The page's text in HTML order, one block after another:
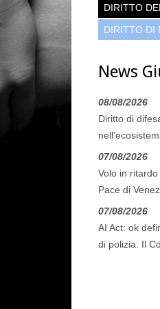
DIRITTO
DIRITTO DI
News
08/08/2026
Diritto di
07/08/2026
Volo in
Pace di
07/08/2026
AI Act: ok
di polizia. Il